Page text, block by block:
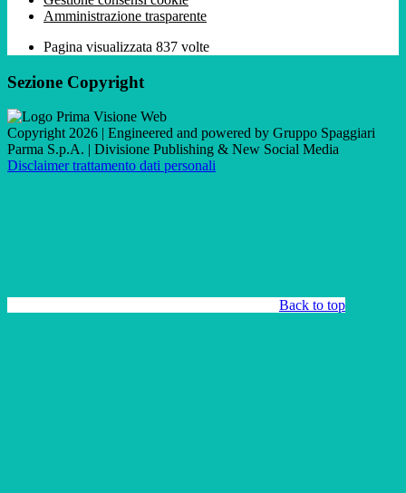
Amministrazione trasparente
Pagina visualizzata 837 volte
Sezione Copyright
Copyright 2026 | Engineered and powered by Gruppo Spaggiari
Parma S.p.A. | Divisione Publishing & New Social Media
Disclaimer trattamento dati personali
Back to top